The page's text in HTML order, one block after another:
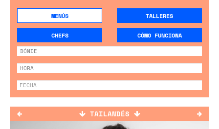
MENÚS TALLERES
CHEFS CÓMO FUNCIONA
TAILANDÉS